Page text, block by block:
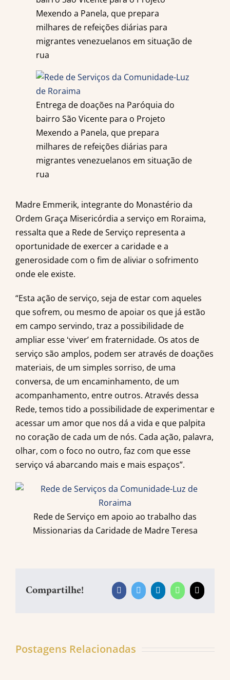
Mexendo a Panela, que prepara
milhares de refeições diárias para
migrantes venezuelanos em situação de
rua
Entrega de doações na Paróquia do
bairro São Vicente para o Projeto
Mexendo a Panela, que prepara
milhares de refeições diárias para
migrantes venezuelanos em situação de
rua
Madre Emmerik, integrante do Monastério da
Ordem Graça Misericórdia a serviço em Roraima,
ressalta que a Rede de Serviço representa a
oportunidade de exercer a caridade e a
generosidade com o fim de aliviar o sofrimento
onde ele existe.
“Esta ação de serviço, seja de estar com aqueles
que sofrem, ou mesmo de apoiar os que já estão
em campo servindo, traz a possibilidade de
ampliar esse ʻviverʼ em fraternidade. Os atos de
serviço são amplos, podem ser através de doações
materiais, de um simples sorriso, de uma
conversa, de um encaminhamento, de um
acompanhamento, entre outros. Através dessa
Rede, temos tido a possibilidade de experimentar e
acessar um amor que nos dá a vida e que palpita
no coração de cada um de nós. Cada ação, palavra,
olhar, com o foco no outro, faz com que esse
serviço vá abarcando mais e mais espaços”.
Rede de Serviço em apoio ao trabalho das
Missionarias da Caridade de Madre Teresa
Compartilhe! FacebookTwitterLinkedInWhatsApp
E-
mail
Postagens Relacionadas